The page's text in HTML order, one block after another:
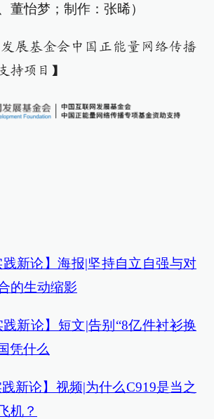
董怡梦；制作：张晞）
发展基金会中国正能量网络传播
持项目】
践新论】海报|坚持自立自强与对
的生动缩影
践新论】短文|告别“8亿件衬衫换
凭什么
践新论】视频|为什么C919是当之
机？